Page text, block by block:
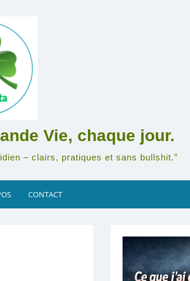
Vie, chaque jour.
– clairs, pratiques et sans bullshit.”
CONTACT